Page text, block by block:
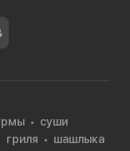
суши
гриля
шашлыка